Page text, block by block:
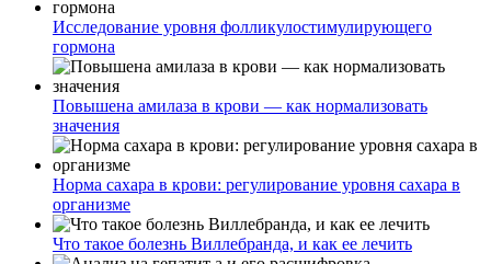
Исследование уровня фолликулостимулирующего
гормона
Повышена амилаза в крови — как нормализовать
значения
Норма сахара в крови: регулирование уровня сахара в
организме
Что такое болезнь Виллебранда, и как ее лечить